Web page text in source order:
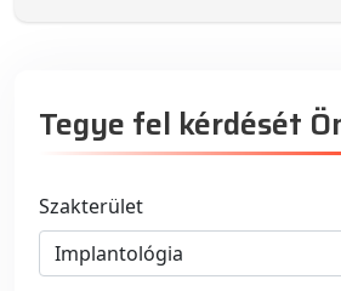
Tegye fel kérdését
Szakterület